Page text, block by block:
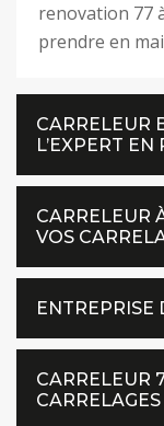
renovation 77
prendre en
CARRELEUR
L’EXPERT
CARRELEUR
VOS
ENTREPRISE
CARRELEUR